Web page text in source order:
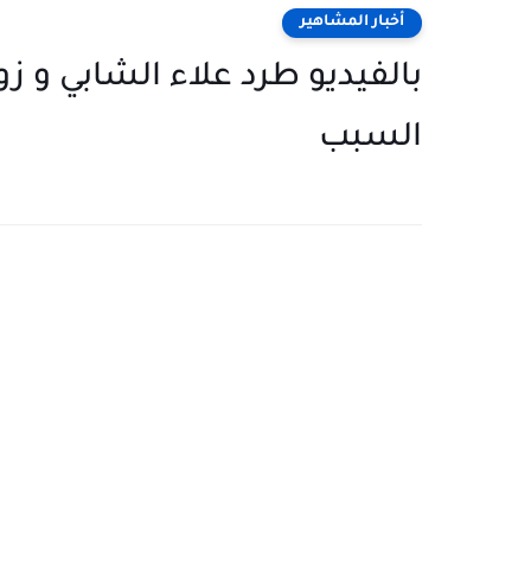
أخبار المشاهير
بالفيديو طرد علاء الشابي و
السبب